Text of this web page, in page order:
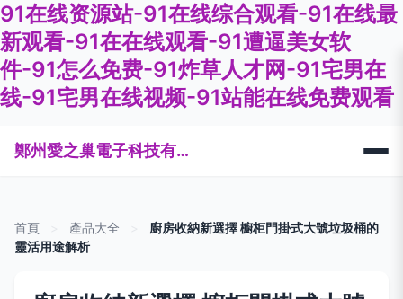
91在线资源站-91在线综合观看-91在线最
新观看-91在在线观看-91遭逼美女软
件-91怎么免费-91炸草人才网-91宅男在
线-91宅男在线视频-91站能在线免费观看
鄭州愛之巢電子科技有限公司
首頁 產品大全
廚房收納新選擇 櫥柜門掛式大號垃圾桶的
靈活用途解析